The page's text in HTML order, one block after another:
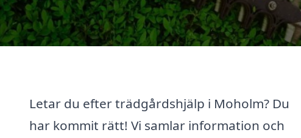
Letar du efter trädgårdshjälp i Moholm? Du
har kommit rätt! Vi samlar information och